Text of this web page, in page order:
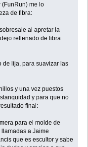
(FunRun) me lo
de fibra:
al apretar la
rellenado de fibra
de lija, para suavizar las
y una vez puestos
y para que no
final:
para el molde de
a Jaime
que es escultor y sabe